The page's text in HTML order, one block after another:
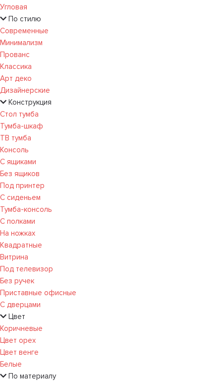
Угловая
По стилю
Современные
Минимализм
Прованс
Классика
Арт деко
Дизайнерские
Конструкция
Стол тумба
Тумба-шкаф
ТВ тумба
Консоль
С ящиками
Без ящиков
Под принтер
С сиденьем
Тумба-консоль
С полками
На ножках
Квадратные
Витрина
Под телевизор
Без ручек
Приставные офисные
С дверцами
Цвет
Коричневые
Цвет орех
Цвет венге
Белые
По материалу